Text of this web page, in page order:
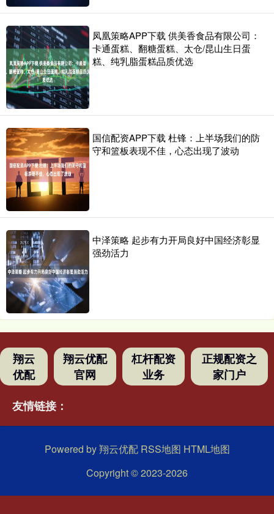
凤凰策略APP下载 供美香食品有限公司：
卡通蛋糕、翻糖蛋糕、太仓/昆山生日蛋
糕、纯乳脂蛋糕品质优选
国信配资APP下载 杜锋：上半场我们的防
守和篮板表现不佳，心态出现了波动
中泽策略 起步有力开局良好中国经济彰显
强劲活力
翔云
优配
翔云优配
官网
杠杆配资
业务
正规配资之
家门户
友情链接：
Powered by翔云优配 RSS地图 HTML地图
Copyright© 2023-2026